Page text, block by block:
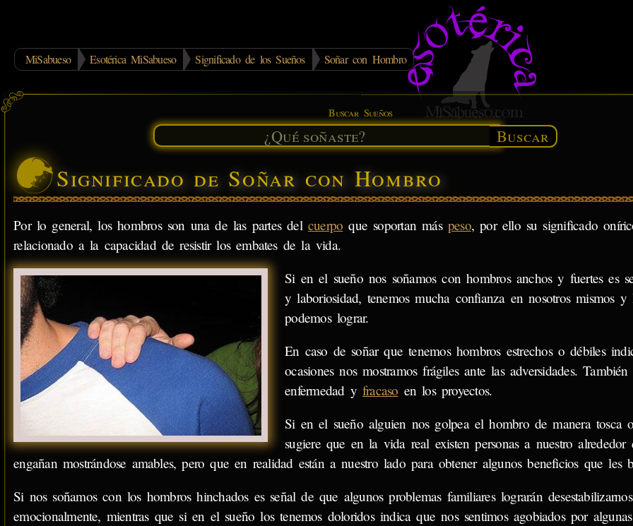
MiSabueso Esotérica MiSabueso Significado de los Sueños Soñar con Hombro
Buscar Sueños
Buscar
Significado de Soñar con Hombro
Por lo general, los hombros son una de las partes del cuerpo que soportan más peso, por ello su significado
relacionado a la capacidad de resistir los embates de la vida.
Si en el sueño nos soñamos con hombros anchos y fuertes es
y laboriosidad, tenemos mucha confianza en nosotros mismos
podemos lograr.
En caso de soñar que tenemos hombros estrechos o débiles
ocasiones nos mostramos frágiles ante las adversidades. También
enfermedad y fracaso en los proyectos.
Si en el sueño alguien nos golpea el hombro de manera tosca
sugiere que en la vida real existen personas a nuestro alrededor
engañan mostrándose amables, pero que en realidad están a nuestro lado para obtener algunos beneficios que les
Si nos soñamos con los hombros hinchados es señal de que algunos problemas familiares lograrán desestabilizarnos
emocionalmente, mientras que si en el sueño los tenemos doloridos indica que nos sentimos agobiados por algunas